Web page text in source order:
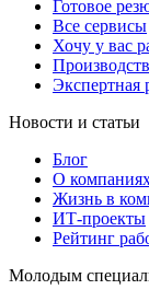
Готовое
Все сервисы
Хочу у вас
Экспертная
Новости и статьи
Блог
О
Жизнь в
ИТ-проекты
Рейтинг
Молодым